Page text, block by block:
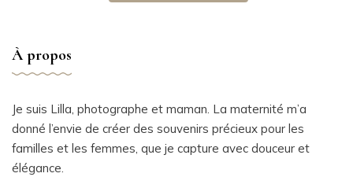
À propos
Je suis Lilla, photographe et maman. La maternité m’a
donné l’envie de créer des souvenirs précieux pour les
familles et les femmes, que je capture avec douceur et
élégance.